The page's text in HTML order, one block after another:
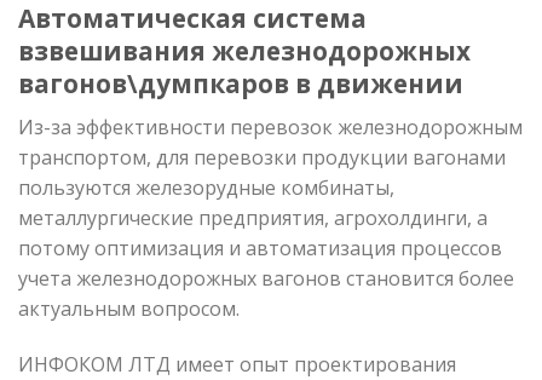
Автоматическая система
взвешивания железнодорожных
вагонов\думпкаров в движении
Из-за эффективности перевозок железнодорожным
транспортом, для перевозки продукции вагонами
пользуются железорудные комбинаты,
металлургические предприятия, агрохолдинги, а
потому оптимизация и автоматизация процессов
учета железнодорожных вагонов становится более
актуальным вопросом.
ИНФОКОМ ЛТД имеет опыт проектирования